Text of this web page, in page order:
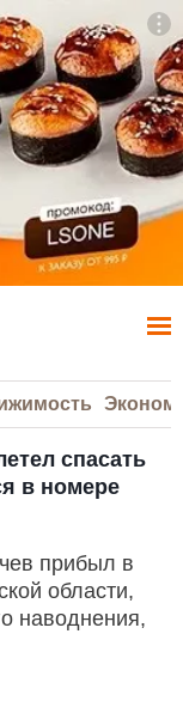
спасать
в номере
прибыл в
области,
наводнения,